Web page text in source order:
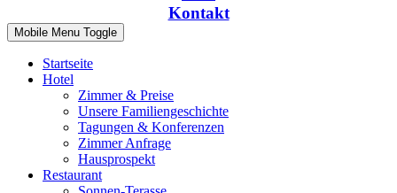
Kontakt
Mobile Menu Toggle
Startseite
Hotel
Zimmer & Preise
Unsere Familiengeschichte
Tagungen & Konferenzen
Zimmer Anfrage
Hausprospekt
Restaurant